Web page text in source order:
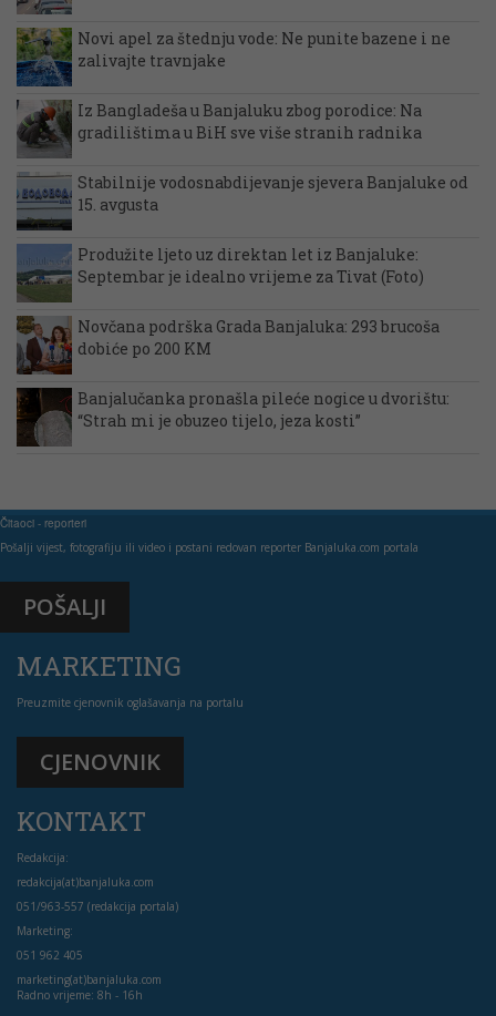
Novi apel za štednju vode: Ne punite bazene i ne
zalivajte travnjake
Iz Bangladeša u Banjaluku zbog porodice: Na
gradilištima u BiH sve više stranih radnika
Stabilnije vodosnabdijevanje sjevera Banjaluke od
15. avgusta
Produžite ljeto uz direktan let iz Banjaluke:
Septembar je idealno vrijeme za Tivat (Foto)
Novčana podrška Grada Banjaluka: 293 brucoša
dobiće po 200 KM
Banjalučanka pronašla pileće nogice u dvorištu:
“Strah mi je obuzeo tijelo, jeza kosti”
Čitaoci - reporteri
Pošalji vijest, fotografiju ili video i postani redovan reporter Banjaluka.com portala
POŠALJI
MARKETING
Preuzmite cjenovnik oglašavanja na portalu
CJENOVNIK
KONTAKT
Redakcija:
redakcija(at)banjaluka.com
051/963-557 (redakcija portala)
Marketing:
051 962 405
marketing(at)banjaluka.com
Radno vrijeme: 8h - 16h